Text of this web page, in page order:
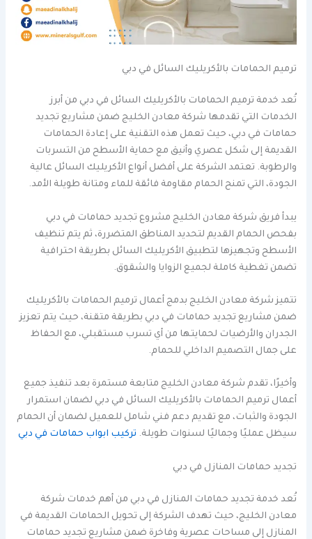
ترميم الحمامات بالأكريليك السائل في دبي
تُعد خدمة ترميم الحمامات بالأكريليك السائل في دبي من أبرز
الخدمات التي تقدمها شركة معادن الخليج ضمن مشاريع تجديد
حمامات في دبي، حيث تعمل هذه التقنية على إعادة الحمامات
القديمة إلى شكل عصري وأنيق مع حماية الأسطح من التسربات
والرطوبة. تعتمد الشركة على أفضل أنواع الأكريليك السائل عالية
الجودة، التي تمنح الحمام مقاومة فائقة للماء ومتانة طويلة الأمد.
يبدأ فريق شركة معادن الخليج مشروع تجديد حمامات في دبي
بفحص الحمام القديم لتحديد المناطق المتضررة، ثم يتم تنظيف
الأسطح وتجهيزها لتطبيق الأكريليك السائل بطريقة احترافية
تضمن تغطية كاملة لجميع الزوايا والشقوق.
تتميز شركة معادن الخليج بدمج أعمال ترميم الحمامات بالأكريليك
ضمن مشاريع تجديد حمامات في دبي بطريقة متقنة، حيث يتم تعزيز
الجدران والأرضيات لحمايتها من أي تسرب مستقبلي، مع الحفاظ
على جمال التصميم الداخلي للحمام.
وأخيرًا، تقدم شركة معادن الخليج متابعة مستمرة بعد تنفيذ جميع
أعمال ترميم الحمامات بالأكريليك السائل في دبي لضمان استمرار
الجودة والثبات، مع تقديم دعم فني شامل للعميل لضمان أن الحمام
سيظل عمليًا وجماليًا لسنوات طويلة. تركيب ابواب حمامات في دبي
تجديد حمامات المنازل في دبي
تُعد خدمة تجديد حمامات المنازل في دبي من أهم خدمات شركة
معادن الخليج، حيث تهدف الشركة إلى تحويل الحمامات القديمة في
المنازل إلى مساحات عصرية وفاخرة ضمن مشاريع تجديد حمامات